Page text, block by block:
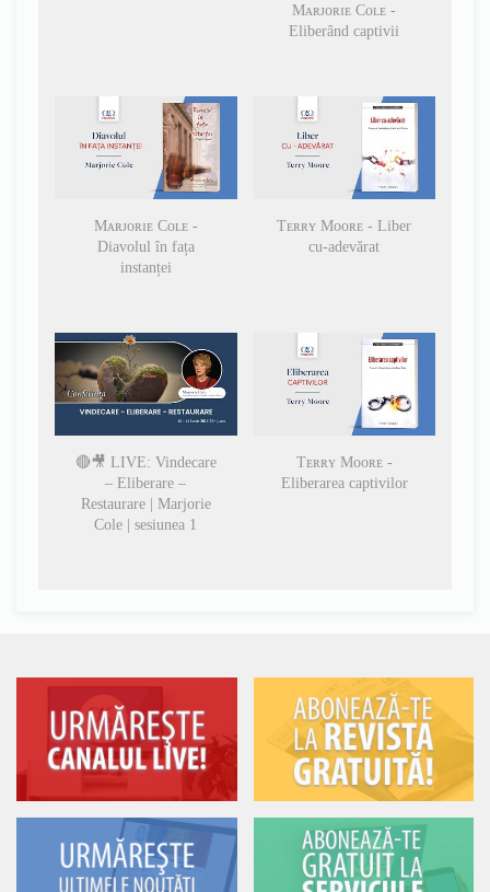
Mᴀʀᴊᴏʀɪᴇ Cᴏʟᴇ -
Eliberând captivii
Mᴀʀᴊᴏʀɪᴇ Cᴏʟᴇ -
Diavolul în fața
instanței
Tᴇʀʀʏ Mᴏᴏʀᴇ - Liber
cu-adevărat
🔴🎥 LIVE: Vindecare
– Eliberare –
Restaurare | Marjorie
Cole | sesiunea 1
Tᴇʀʀʏ Mᴏᴏʀᴇ -
Eliberarea captivilor